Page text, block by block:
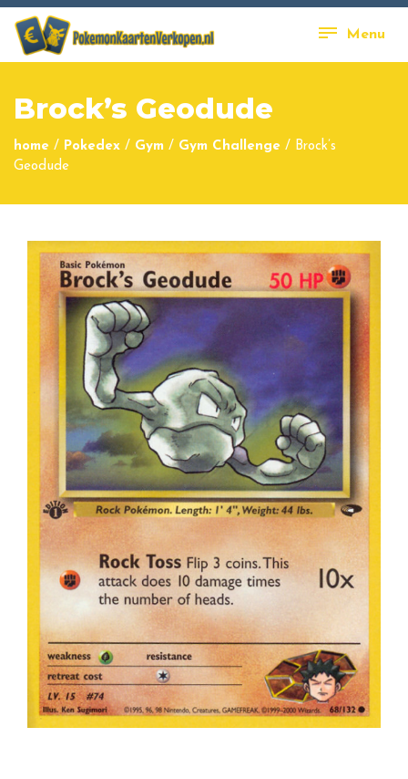
Menu
Brock’s Geodude
home / Pokedex / Gym / Gym Challenge / Brock’s
Geodude